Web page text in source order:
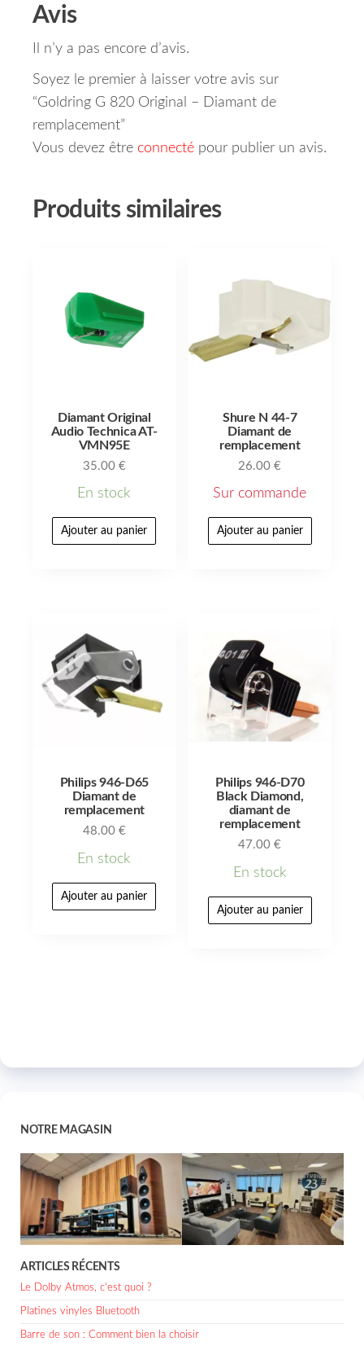
Avis
Il n’y a pas encore d’avis.
Soyez le premier à laisser votre avis sur
“Goldring G 820 Original – Diamant de
remplacement”
Vous devez être connecté pour publier un avis.
Produits similaires
Diamant Original
Audio Technica AT-
VMN95E
35.00 €
En stock
Ajouter au panier
Shure N 44-7
Diamant de
remplacement
26.00€
Sur commande
Ajouter au panier
Philips 946-D65
Diamant de
remplacement
48.00 €
En stock
Ajouter au panier
Philips 946-D70
Black Diamond,
diamant de
remplacement
47.00€
En stock
Ajouter au panier
NOTRE MAGASIN
ARTICLES RÉCENTS
Le Dolby Atmos, c’est quoi ?
Platines vinyles Bluetooth
Barre de son : Comment bien la choisir